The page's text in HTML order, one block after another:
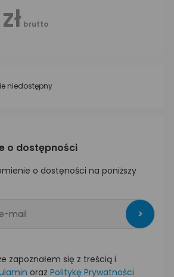
brutto
niedostępny
o dostępności
o dostęności na poniższy
>
zapoznałem się z treścią i
oraz Politykę Prywatności